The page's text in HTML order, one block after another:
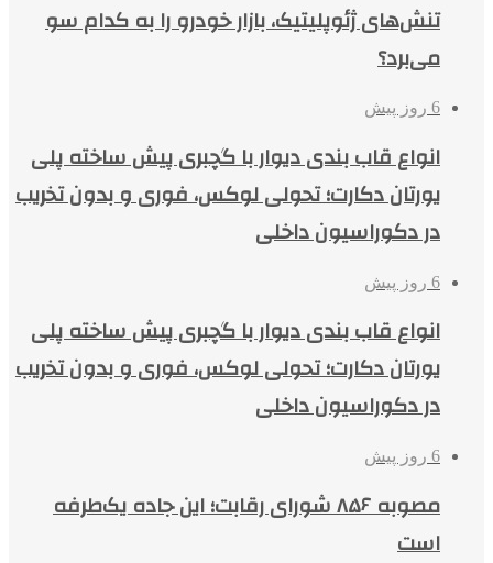
تنش‌های ژئوپلیتیک، بازار خودرو را به کدام سو
می‌برد؟
6 روز پیش
انواع قاب بندی دیوار با گچبری پیش ساخته پلی
یورتان دکارت؛ تحولی لوکس، فوری و بدون تخریب
در دکوراسیون داخلی
6 روز پیش
انواع قاب بندی دیوار با گچبری پیش ساخته پلی
یورتان دکارت؛ تحولی لوکس، فوری و بدون تخریب
در دکوراسیون داخلی
6 روز پیش
مصوبه ۸۵۶ شورای رقابت؛ این جاده یک‌طرفه
است